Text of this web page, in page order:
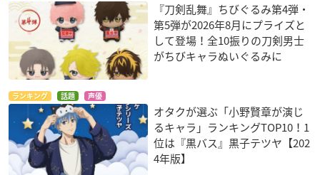
『刀剣乱舞』ちびぐるみ第4弾・
第5弾が2026年8月にプライズと
して登場！全10振りの刀剣男士
がちびキャラぬいぐるみに
ランキング 話題 声優
オタクが選ぶ「小野賢章が演じ
るキャラ」ランキングTOP10！1
位は『黒バス』黒子テツヤ【202
4年版】